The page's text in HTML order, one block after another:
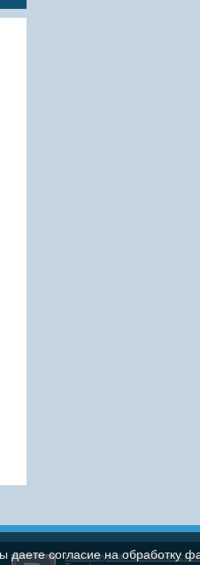
Наша группаПолезные
даете согласие на обработку